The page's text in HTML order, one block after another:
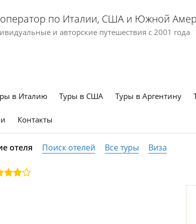
по Италии, США и Южной
и авторские путешествия с 2001 года
в Италию Туры в США Туры в Аргентину
Контакты
отеля Поиск отелей Все туры Виза